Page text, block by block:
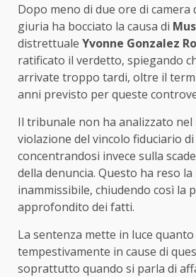
Dopo meno di due ore di camera
giuria ha bocciato la causa di
distrettuale Yvonne Gonzalez
ratificato il verdetto, spiegando
arrivate troppo tardi, oltre il
anni previsto per queste
Il tribunale non ha analizzato
violazione del vincolo fiduciario
concentrandosi invece sulla
della denuncia. Questo ha reso
inammissibile, chiudendo così la
approfondito dei fatti.
La sentenza mette in luce
tempestivamente in cause di
soprattutto quando si parla di